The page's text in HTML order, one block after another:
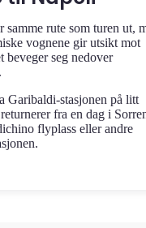
rute som turen ut,
vognene gir utsikt mot
beveger seg nedover
Garibaldi-stasjonen på litt
fra en dag i
flyplass eller andre